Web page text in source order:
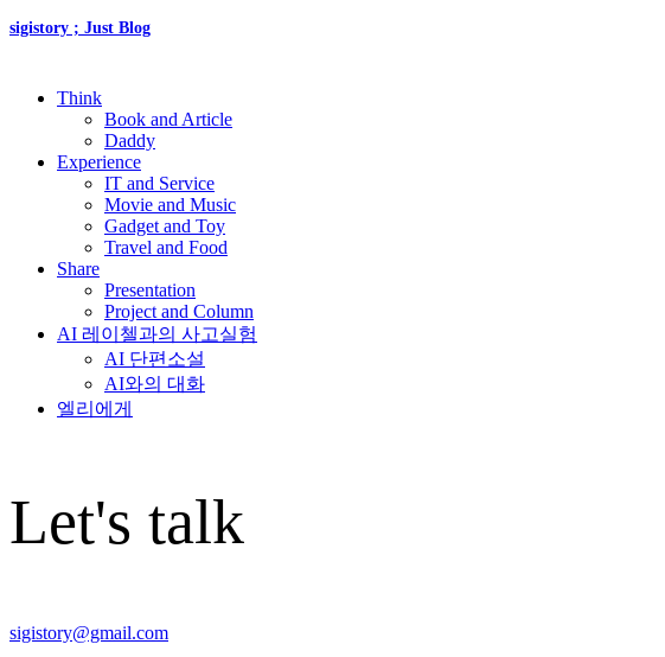
sigistory ; Just Blog
Think
Book and Article
Daddy
Experience
IT and Service
Movie and Music
Gadget and Toy
Travel and Food
Share
Presentation
Project and Column
AI 레이첼과의 사고실험
AI 단편소설
AI와의 대화
엘리에게
Let's talk
sigistory@gmail.com